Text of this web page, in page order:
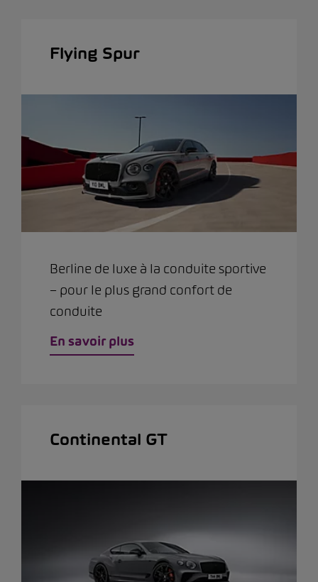
Flying Spur
Berline de luxe à la conduite sportive
– pour le plus grand confort de
conduite
En savoir plus
Continental GT